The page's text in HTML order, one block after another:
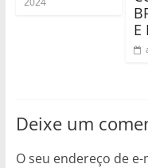
E
Deixe um
O seu endereço de